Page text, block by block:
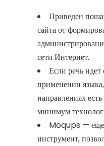
Приведен
сайта от
сети Интернет.
Если речь
применении
направлениях
минимум
Moqups — еще
инструмент,